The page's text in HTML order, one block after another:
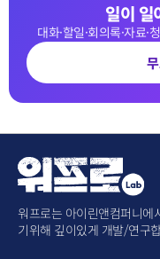
일이
대화·할일·회의록·자료
워프로는 아이린앤컴퍼니에
기위해 깊이있게 개발/연구